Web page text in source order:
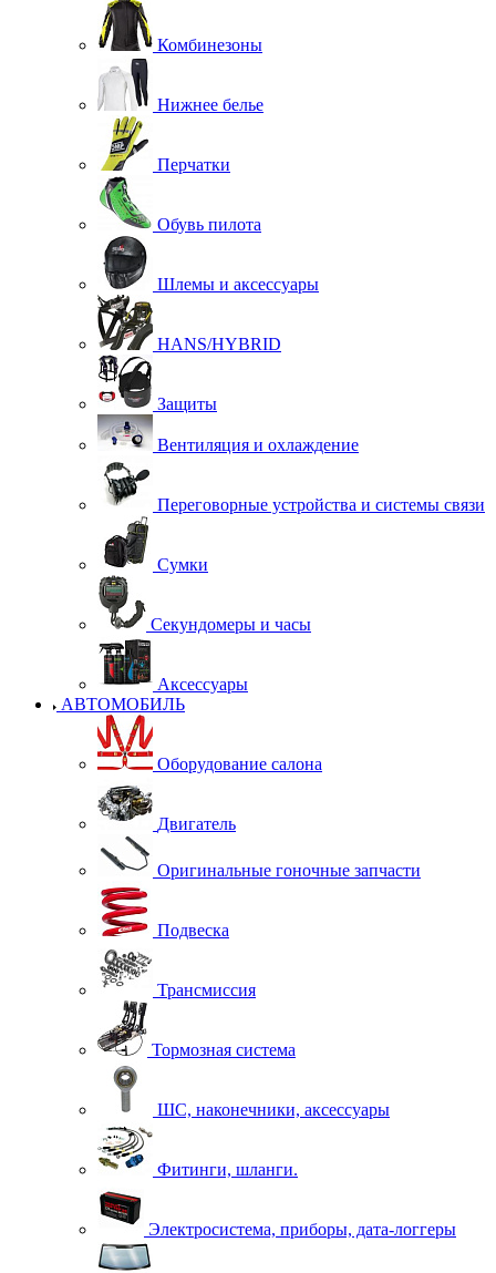
Комбинезоны
Нижнее белье
Перчатки
Обувь пилота
Шлемы и аксессуары
HANS/HYBRID
Защиты
Вентиляция и охлаждение
Переговорные устройства и системы связи
Сумки
Секундомеры и часы
Аксессуары
АВТОМОБИЛЬ
Оборудование салона
Двигатель
Оригинальные гоночные запчасти
Подвеска
Трансмиссия
Тормозная система
ШС, наконечники, аксессуары
Фитинги, шланги.
Электросистема, приборы, дата-логгеры